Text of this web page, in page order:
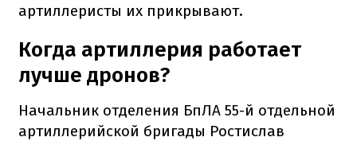
артиллеристы их прикрывают.
Когда артиллерия работает
лучше дронов?
Начальник отделения БпЛА 55-й отдельной
артиллерийской бригады Ростислав